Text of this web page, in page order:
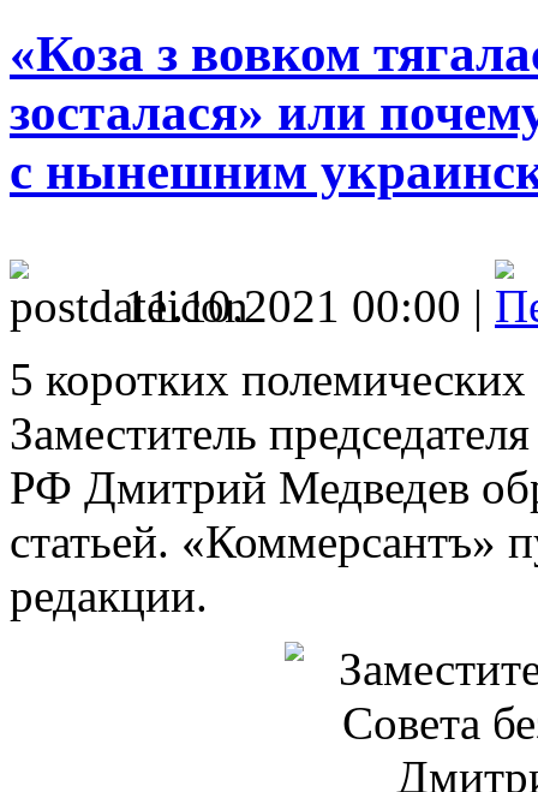
«Коза з вовком
зосталася» или
с нынешним
11.10.2021 00:00 |
5 коротких полемических
Заместитель
РФ Дмитрий Медведев
статьей. «Коммерсантъ»
редакции.